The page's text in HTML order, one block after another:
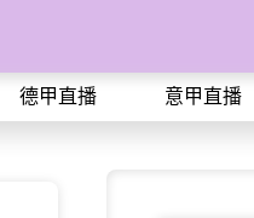
德甲直播 意甲直播